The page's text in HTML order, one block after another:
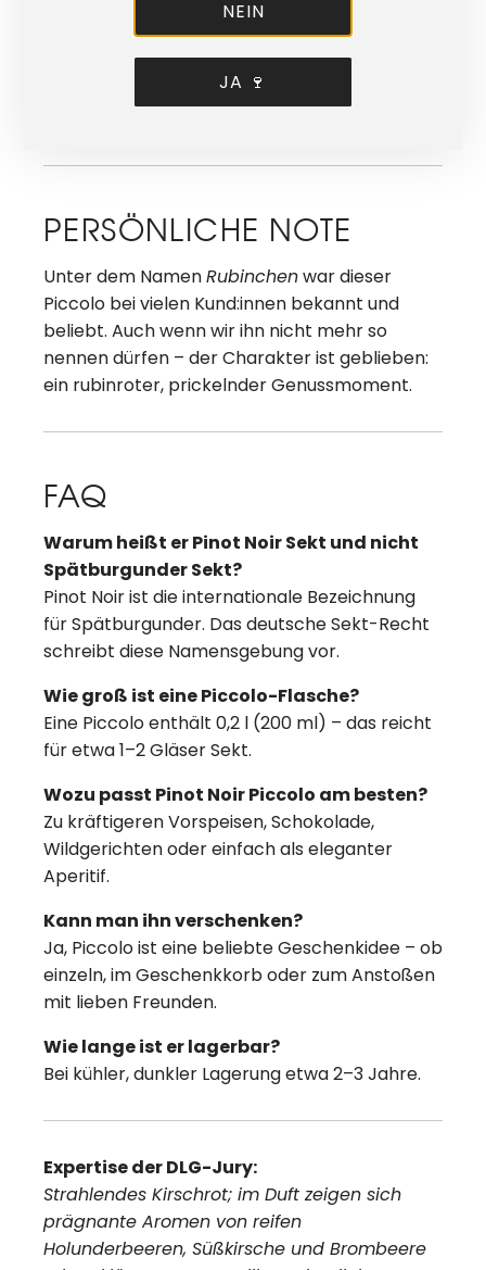
Die zweite Gärung in der Flasche
Flaschengärung)und eine Reifezeit von
9 Monaten auf der Feinhefeverleihen
diesem Riesling-Sekt seine besondere Tiefe
PERSÖNLICHE NOTE
Unter dem NamenRubinchenwar dieser
Piccolo bei vielen Kund:innen bekannt und
beliebt. Auch wenn wir ihn nicht mehr so
nennen dürfen – der Charakter ist geblieben:
ein rubinroter, prickelnder Genussmoment.
FAQ
Warum heißt er Pinot Noir Sekt und nicht
Spätburgunder Sekt?
Pinot Noir ist die internationale Bezeichnung
für Spätburgunder. Das deutsche Sekt-Recht
schreibt diese Namensgebung vor.
Wie groß ist eine Piccolo-Flasche?
Eine Piccolo enthält 0,2 l (200 ml) – das reicht
für etwa 1–2 Gläser Sekt.
Wozu passt Pinot Noir Piccolo am besten?
Zu kräftigeren Vorspeisen, Schokolade,
Wildgerichten oder einfach als eleganter
Aperitif.
Kann man ihn verschenken?
Ja, Piccolo ist eine beliebte Geschenkidee – ob
einzeln, im Geschenkkorb oder zum Anstoßen
mit lieben Freunden.
Wie lange ist er lagerbar?
Bei kühler, dunkler Lagerung etwa 2–3 Jahre.
Expertise der DLG-Jury:
Strahlendes Kirschrot; im Duft zeigen sich
prägnante Aromen von reifen
Holunderbeeren, Süßkirsche und Brombeere
NEIN
JA 🍷